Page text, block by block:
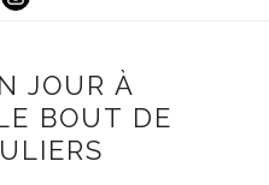
JOUR À
BOUT DE